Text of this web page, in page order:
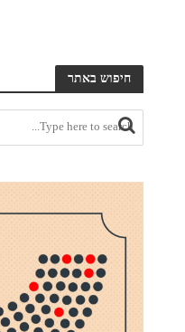
חיפוש באתר